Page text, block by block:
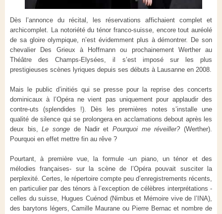
Dès l’annonce du récital, les réservations affichaient complet et
archicomplet. La notoriété du ténor franco-suisse, encore tout auréolé
de sa gloire olympique, n’est évidemment plus à démontrer. De son
chevalier Des Grieux à Hoffmann ou prochainement Werther au
Théâtre des Champs-Elysées, il s’est imposé sur les plus
prestigieuses scènes lyriques depuis ses débuts à Lausanne en 2008.
Mais le public d’initiés qui se presse pour la reprise des concerts
dominicaux à l’Opéra ne vient pas uniquement pour applaudir des
contre-uts (splendides !). Dès les premières notes s’installe une
qualité de silence qui se prolongera en acclamations debout après les
deux bis,Le songe de Nadir et Pourquoi me réveiller?(Werther).
Pourquoi en effet mettre fin au rêve ?
Pourtant, à première vue, la formule -un piano, un ténor et des
mélodies françaises- sur la scène de l’Opéra pouvait susciter la
perplexité. Certes, le répertoire compte peu d’enregistrements récents,
en particulier par des ténors à l’exception de célèbres interprétations -
celles du suisse, Hugues Cuénod (Nimbus et Mémoire vive de l’INA),
des barytons légers, Camille Maurane ou Pierre Bernac et nombre de